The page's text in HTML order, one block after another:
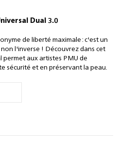
Dual 3.0
de liberté maximale : c'est un
l'inverse ! Découvrez dans cet
permet aux artistes PMU de
sécurité et en préservant la peau.